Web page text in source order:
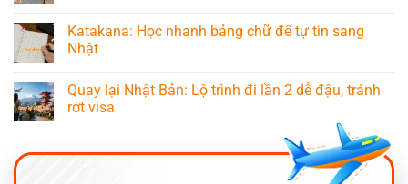
Katakana: Học nhanh bảng chữ để tự tin sang
Nhật
Quay lại Nhật Bản: Lộ trình đi lần 2 dễ đậu, tránh
rớt visa